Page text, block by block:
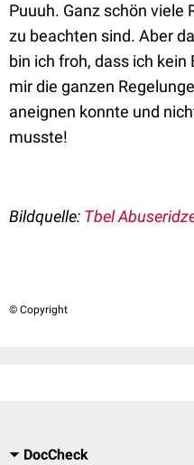
Puuuh. Ganz schön viele
zu beachten sind. Aber
bin ich froh, dass ich
mir die ganzen
aneignen konnte und
musste!
Bildquelle: Tbel
© Copyright
DocCheck